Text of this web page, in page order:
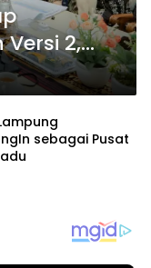
2,
Digital
sebagai Pusat